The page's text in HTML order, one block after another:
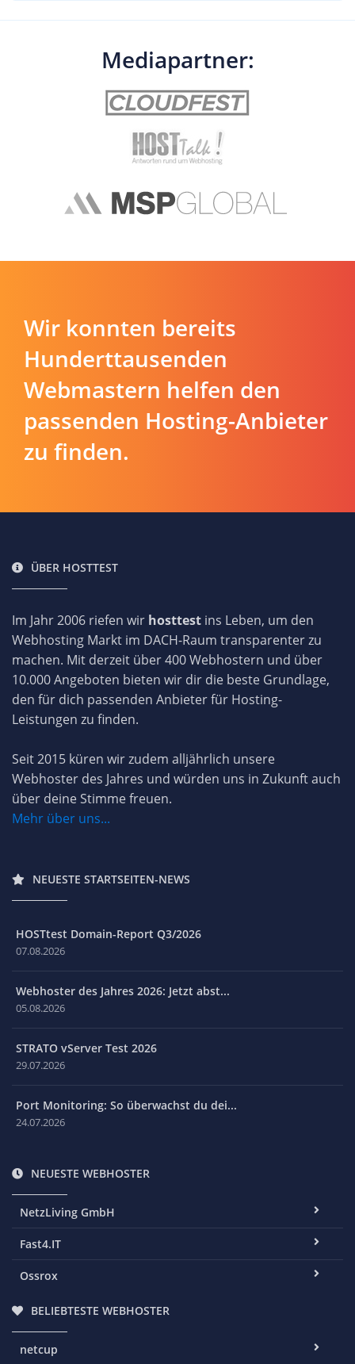
Mediapartner:
Wir konnten bereits
Hunderttausenden
Webmastern helfen den
passenden Hosting-Anbieter
zu finden.
ÜBER HOSTTEST
Im Jahr 2006 riefen wir hosttest ins Leben, um den
Webhosting Markt im DACH-Raum transparenter zu
machen. Mit derzeit über 400 Webhostern und über
10.000 Angeboten bieten wir dir die beste Grundlage,
den für dich passenden Anbieter für Hosting-
Leistungen zu finden.
Seit 2015 küren wir zudem alljährlich unsere
Webhoster des Jahres und würden uns in Zukunft auch
über deine Stimme freuen.
Mehr über uns...
NEUESTE STARTSEITEN-NEWS
HOSTtest Domain-Report Q3/2026
07.08.2026
Webhoster des Jahres 2026: Jetzt abst...
05.08.2026
STRATO vServer Test 2026
29.07.2026
Port Monitoring: So überwachst du dei...
24.07.2026
NEUESTE WEBHOSTER
NetzLiving GmbH
Fast4.IT
Ossrox
BELIEBTESTE WEBHOSTER
netcup